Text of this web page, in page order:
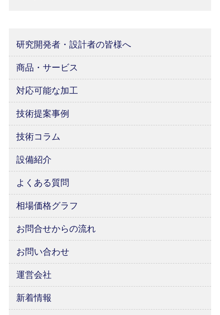
研究開発者・設計者の皆様へ
商品・サービス
対応可能な加工
技術提案事例
技術コラム
設備紹介
よくある質問
相場価格グラフ
お問合せからの流れ
お問い合わせ
運営会社
新着情報